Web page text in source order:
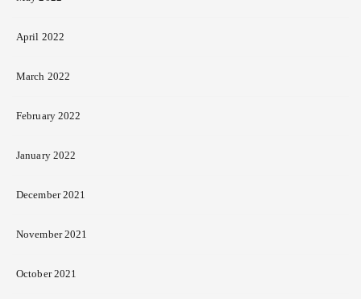
April 2022
March 2022
February 2022
January 2022
December 2021
November 2021
October 2021